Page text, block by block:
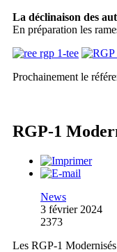
La déclinaison des
En préparation les
Prochainement le
RGP-1
News
3 février 2024
2373
Les RGP-1